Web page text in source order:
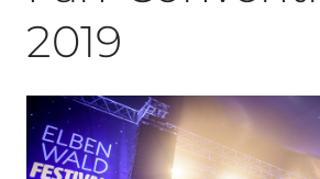
2019